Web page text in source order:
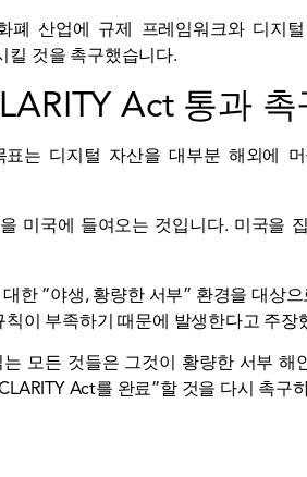
폐 산업에 규제 프레임워크와 디지
킬 것을 촉구했습니다.
Act 통과 촉
표는 디지털 자산을 대부분 해외에
미국에 들여오는 것입니다. 미국을
한 “야생, 황량한 서부” 환경을 대상
이 부족하기 때문에 발생한다고 주장
모든 것들은 그것이 황량한 서부
Act를 완료”할 것을 다시 촉구